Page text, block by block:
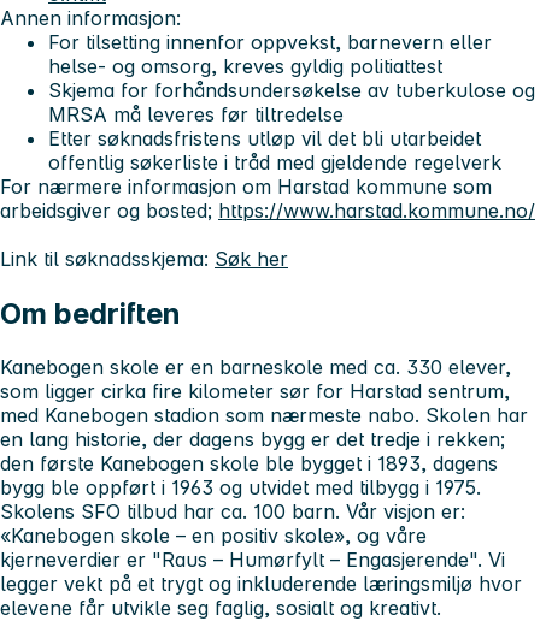
Annen informasjon:
For tilsetting innenfor oppvekst, barnevern eller
helse- og omsorg, kreves gyldig politiattest
Skjema for forhåndsundersøkelse av tuberkulose og
MRSA må leveres før tiltredelse
Etter søknadsfristens utløp vil det bli utarbeidet
offentlig søkerliste i tråd med gjeldende regelverk
For nærmere informasjon om Harstad kommune som
arbeidsgiver og bosted; https://www.harstad.kommune.no/
Link til søknadsskjema: Søk her
Om bedriften
Kanebogen skole er en barneskole med ca. 330 elever,
som ligger cirka fire kilometer sør for Harstad sentrum,
med Kanebogen stadion som nærmeste nabo. Skolen har
en lang historie, der dagens bygg er det tredje i rekken;
den første Kanebogen skole ble bygget i 1893, dagens
bygg ble oppført i 1963 og utvidet med tilbygg i 1975.
Skolens SFO tilbud har ca. 100 barn. Vår visjon er:
«Kanebogen skole – en positiv skole», og våre
kjerneverdier er "Raus – Humørfylt – Engasjerende". Vi
legger vekt på et trygt og inkluderende læringsmiljø hvor
elevene får utvikle seg faglig, sosialt og kreativt.